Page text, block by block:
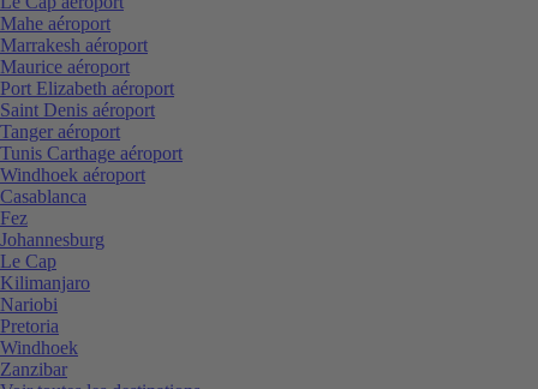
Mahe aéroport
Marrakesh aéroport
Maurice aéroport
Port Elizabeth aéroport
Saint Denis aéroport
Tanger aéroport
Tunis Carthage aéroport
Windhoek aéroport
Casablanca
Fez
Johannesburg
Le Cap
Kilimanjaro
Nariobi
Pretoria
Windhoek
Zanzibar